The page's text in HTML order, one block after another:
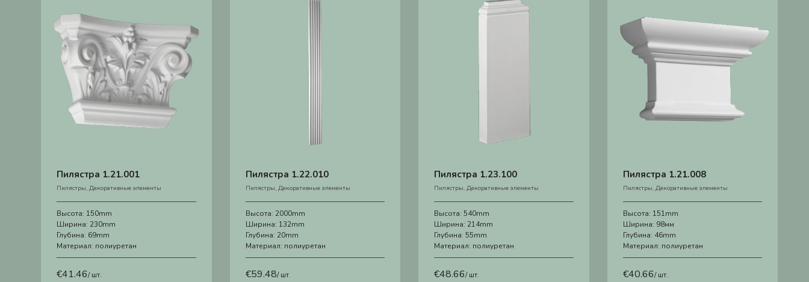
Пилястра 1.21.001
Пилястры, Декоративные элементы
Высота: 150mm
Ширина: 230mm
Глубина: 69mm
Материал: полиуретан
€41.46/ шт.
Пилястра 1.22.010
Пилястры, Декоративные элементы
Высота: 2000mm
Ширина: 132mm
Глубина: 20mm
Материал: полиуретан
€59.48/ шт.
Пилястра 1.23.100
Пилястры, Декоративные элементы
Высота: 540mm
Ширина: 214mm
Глубина: 55mm
Материал: полиуретан
€48.66/ шт.
Пилястра 1.21.008
Пилястры, Декоративные элементы
Высота: 151mm
Ширина: 98мм
Глубина: 46mm
Материал: полиуретан
€40.66/ шт.